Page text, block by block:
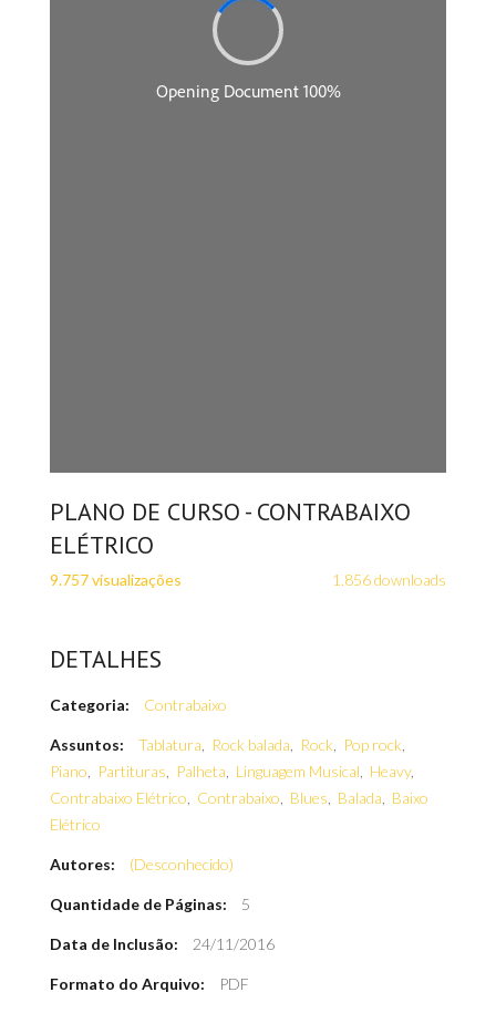
PLANO DE CURSO - CONTRABAIXO
ELÉTRICO
9.757 visualizações 1.856 downloads
DETALHES
Categoria: Contrabaixo
Assuntos: Tablatura Rock balada Rock Pop rock
Piano
Partituras Palheta Linguagem Musical Heavy,
Contrabaixo Elétrico
Contrabaixo Blues Balada
Baixo
Elétrico
Autores: (Desconhecido)
Quantidade de Páginas: 5
Data de Inclusão: 24/11/2016
Formato do Arquivo: PDF